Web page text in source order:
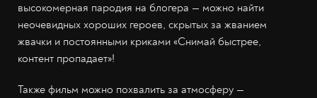
высокомерная пародия на блогера — можно найти
неочевидных хороших героев, скрытых за жванием
жвачки и постоянными криками «Снимай быстрее,
контент пропадает»!
Также фильм можно похвалить за атмосферу —